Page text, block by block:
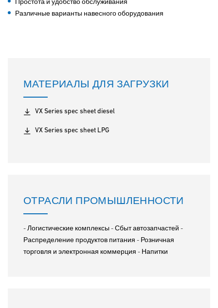
Простота и удобство обслуживания
Различные варианты навесного оборудования
МАТЕРИАЛЫ ДЛЯ ЗАГРУЗКИ
VX Series spec sheet diesel
VX Series spec sheet LPG
ОТРАСЛИ ПРОМЫШЛЕННОСТИ
- Логистические комплексы - Сбыт автозапчастей -
Распределение продуктов питания - Розничная
торговля и электронная коммерция - Напитки